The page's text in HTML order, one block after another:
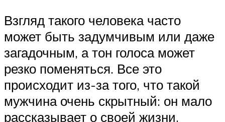
Взгляд такого человека часто
может быть задумчивым или даже
загадочным, а тон голоса может
резко поменяться. Все это
происходит из-за того, что такой
мужчина очень скрытный: он мало
рассказывает о своей жизни,